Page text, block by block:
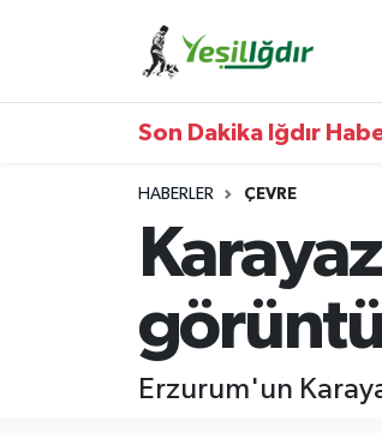
Son Dakika Iğdır
HABERLER ÇEVRE
Erzurum'un
Iğdır Trafik Yoğunluk Haritası
Süper Lig Puan Durumu ve Fikstür
Tüm Manşetler